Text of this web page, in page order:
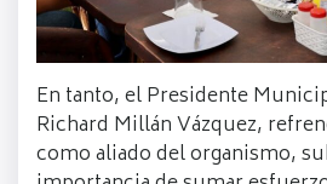
En tanto, el Presidente
Richard Millán Vázquez,
como aliado del organismo,